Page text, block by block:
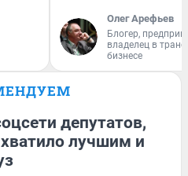
Олег Арефьев
Блогер,
владелец в
бизнесе
депутатов,
лучшим и